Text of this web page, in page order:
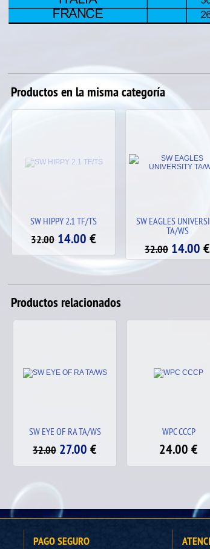
Productos en la misma categoría
SW EAGLES UNIVERSITY
14.00 €
SW MANDALA LILA
14.00
Productos relacionados
WPC CCCP
24.00€
GF MALMSTEN
13.00 €
PAGO SEGURO